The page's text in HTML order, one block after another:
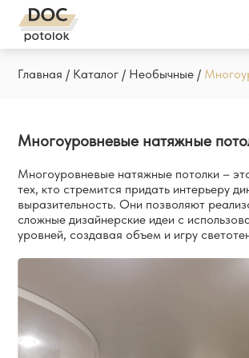
Главная / Каталог / Необычные /
Многоуровневые натяжные
Многоуровневые натяжные потолки –
тех, кто стремится придать интерьеру
выразительность. Они позволяют
сложные дизайнерские идеи с
уровней, создавая объем и игру